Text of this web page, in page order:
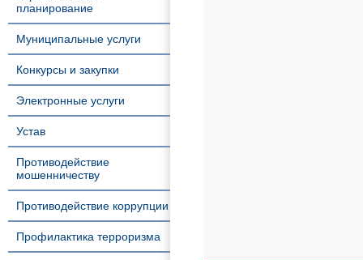
планирование
Муниципальные услуги
Конкурсы и закупки
Электронные услуги
Устав
Противодействие
мошенничеству
Противодействие коррупции
Профилактика терроризма